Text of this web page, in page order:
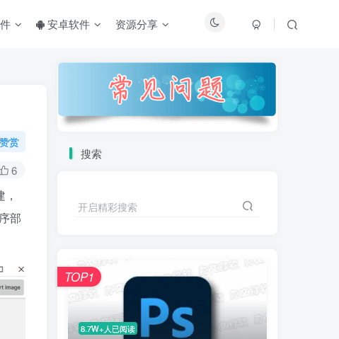
安卓软件 资源分享
赞赏
6
部
搜索
开启精彩搜索
8.7W+人已阅读
TOP1